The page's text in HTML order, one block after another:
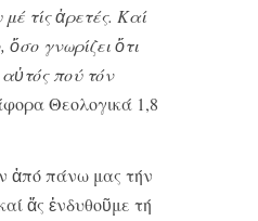
τίς ἀρετές. Καί
γνωρίζει ὅτι
πού τόν
Θεολογικά 1,8
ἀπό πάνω μας τήν
ἄς ἐνδυθοῦμε τή